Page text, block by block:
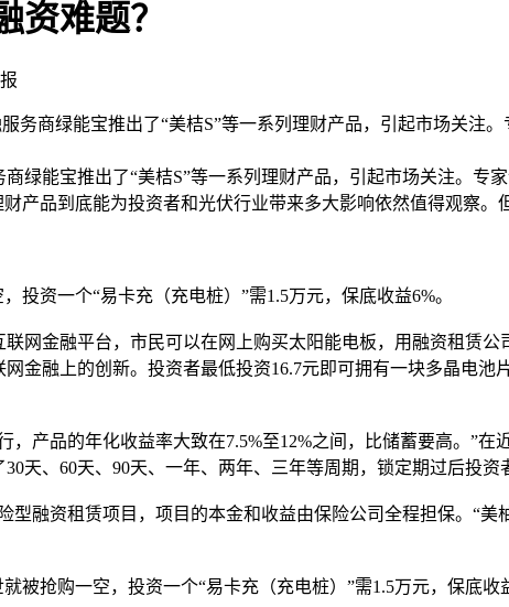
资难题？
商绿能宝推出了“美桔S”等一系列理财产品，引起市场关注
能宝推出了“美桔S”等一系列理财产品，引起市场关注。专
产品到底能为投资者和光伏行业带来多大影响依然值得观察。
资一个“易卡充（充电桩）”需1.5万元，保底收益6%。
金融平台，市民可以在网上购买太阳能电板，用融资租赁公
金融上的创新。投资者最低投资16.7元即可拥有一块多晶电池
品的年化收益率大致在7.5%至12%之间，比储蓄要高。”在
天、60天、90天、一年、两年、三年等周期，锁定期过后投资
融资租赁项目，项目的本金和收益由保险公司全程担保。“美
抢购一空，投资一个“易卡充（充电桩）”需1.5万元，保底收